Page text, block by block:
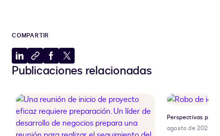
COMPARTIR
Compartir
en
Copiar
al
Compartir
en
Compartir
en
Publicaciones relacionadas
Perspectivas para
agosto de 2026